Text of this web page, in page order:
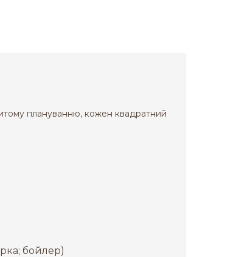
плануванню, кожен квадратний
бойлер)